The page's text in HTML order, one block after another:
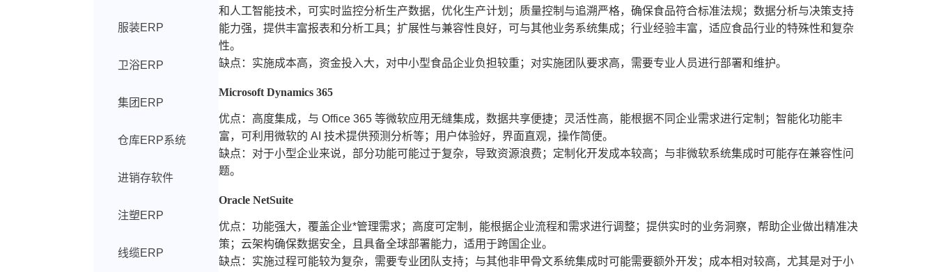
服装ERP
卫浴ERP
集团ERP
仓库ERP系统
进销存软件
注塑ERP
线缆ERP
和人工智能技术，可实时监控分析生产数据，优化生产计划；质量控制与追溯严格，确保食品符合标准法规；数据分析与决策支持
能力强，提供丰富报表和分析工具；扩展性与兼容性良好，可与其他业务系统集成；行业经验丰富，适应食品行业的特殊性和复杂
性。
缺点：实施成本高，资金投入大，对中小型食品企业负担较重；对实施团队要求高，需要专业人员进行部署和维护。
Microsoft Dynamics 365
优点：高度集成，与 Office 365 等微软应用无缝集成，数据共享便捷；灵活性高，能根据不同企业需求进行定制；智能化功能丰
富，可利用微软的 AI 技术提供预测分析等；用户体验好，界面直观，操作简便。
缺点：对于小型企业来说，部分功能可能过于复杂，导致资源浪费；定制化开发成本较高；与非微软系统集成时可能存在兼容性问
题。
Oracle NetSuite
优点：功能强大，覆盖企业*管理需求；高度可定制，能根据企业流程和需求进行调整；提供实时的业务洞察，帮助企业做出精准决
策；云架构确保数据安全，且具备全球部署能力，适用于跨国企业。
缺点：实施过程可能较为复杂，需要专业团队支持；与其他非甲骨文系统集成时可能需要额外开发；成本相对较高，尤其是对于小